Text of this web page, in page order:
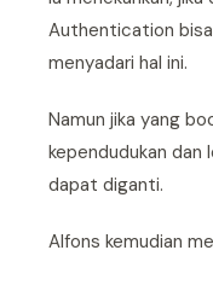
Authentication bisa
menyadari hal ini.
Namun jika yang
kependudukan
dapat diganti.
Alfons kemudian